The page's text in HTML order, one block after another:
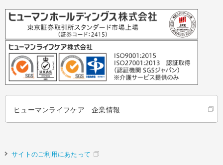
ヒューマンライフケア 企業情報
サイトのご利用にあたって